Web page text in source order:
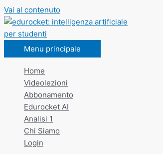
Vai al contenuto
Menu principale
Home
Videolezioni
Abbonamento
Edurocket AI
Analisi 1
Chi Siamo
Login